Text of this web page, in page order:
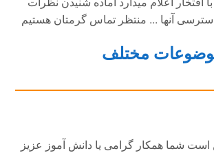
موضوعات مختلف
شما همکار گرامی یا دانش آموز عزیز